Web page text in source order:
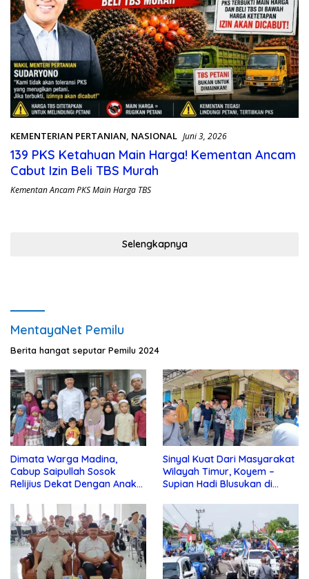
KEMENTERIAN PERTANIAN, NASIONAL Juni 3, 2026
139 PKS Ketahuan Main Harga! Kementan Ancam
Cabut Izin Beli TBS Murah
Kementan Ancam PKS Main Harga TBS
Selengkapnya
MentayaNet Pemilu
Berita hangat seputar Pemilu 2024
Dimata Warga Madina,
Cabup Saipullah Sosok
Relijius Dekat Dengan Anak
Sinyal Kuat Dari Masyarakat
Wilayah Timur, Koyem –
Supian Hadi Blusukan di